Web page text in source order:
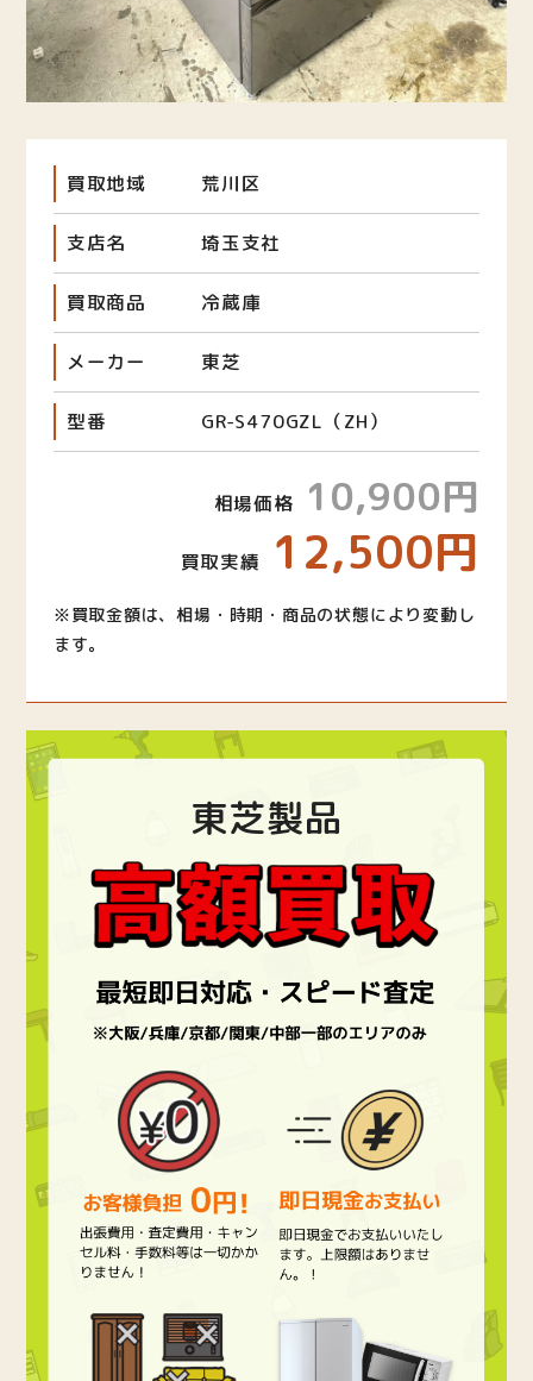
買取地域 荒川区
支店名 埼玉支社
買取商品 冷蔵庫
メーカー 東芝
型番 GR-S470GZL（ZH）
相場価格 10,900円
買取実績 12,500円
※買取金額は、相場・時期・商品の状態により変動し
ます。
東芝製品